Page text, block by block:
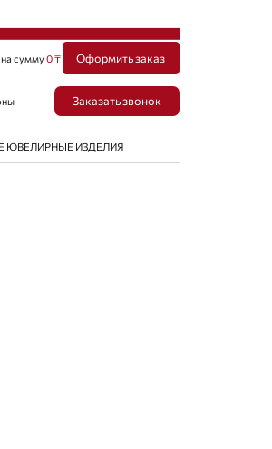
на сумму0 ₸ Оформить заказ
Заказать звонок
ЮВЕЛИРНЫЕ ИЗДЕЛИЯ